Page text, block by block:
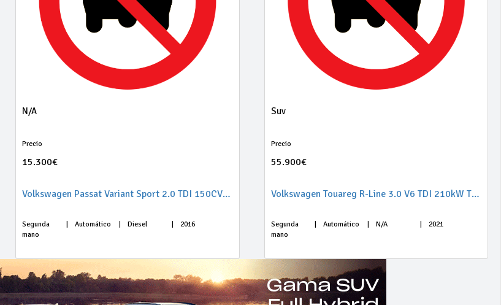
N/A
Precio
15.300€
Volkswagen Passat Variant Sport 2.0 TDI 150CV BMT DSG
Segunda
mano
Automático Diesel 2016
Suv
Precio
55.900€
Volkswagen Touareg R-Line 3.0 V6 TDI 210kW Tip 4M
Segunda
mano
Automático N/A 2021